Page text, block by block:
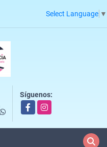
Select Language ▼
Síguenos:
FacebookInstagram